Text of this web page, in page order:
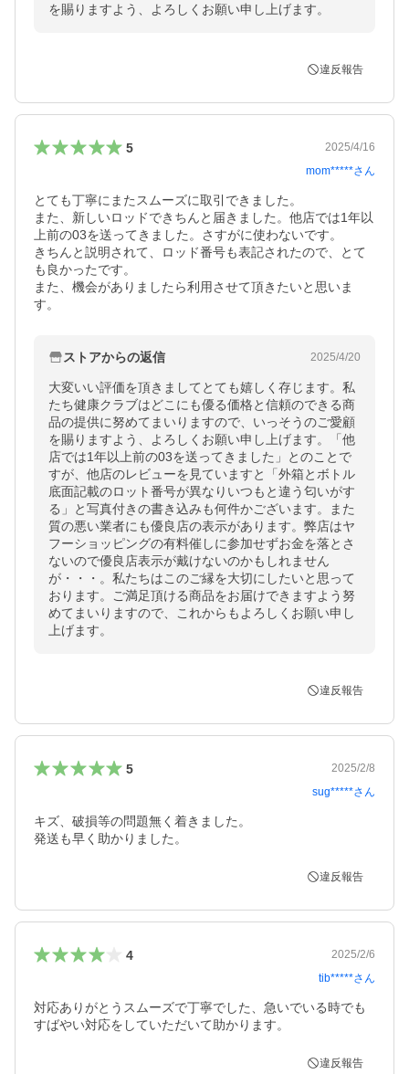
を賜りますよう、よろしくお願い申し上げます。
違反報告
5
2025/4/16
mom*****さん
とても丁寧にまたスムーズに取引できました。
また、新しいロッドできちんと届きました。他店では1年以
上前の03を送ってきました。さすがに使わないです。
きちんと説明されて、ロッド番号も表記されたので、とて
も良かったです。
また、機会がありましたら利用させて頂きたいと思いま
す。
ストアからの返信 2025/4/20
大変いい評価を頂きましてとても嬉しく存じます。私
たち健康クラブはどこにも優る価格と信頼のできる商
品の提供に努めてまいりますので、いっそうのご愛顧
を賜りますよう、よろしくお願い申し上げます。「他
店では1年以上前の03を送ってきました」とのことで
すが、他店のレビューを見ていますと「外箱とボトル
底面記載のロット番号が異なりいつもと違う匂いがす
る」と写真付きの書き込みも何件かございます。また
質の悪い業者にも優良店の表示があります。弊店はヤ
フーショッピングの有料催しに参加せずお金を落とさ
ないので優良店表示が戴けないのかもしれません
が・・・。私たちはこのご縁を大切にしたいと思って
おります。ご満足頂ける商品をお届けできますよう努
めてまいりますので、これからもよろしくお願い申し
上げます。
違反報告
5
2025/2/8
sug*****さん
キズ、破損等の問題無く着きました。
発送も早く助かりました。
違反報告
4
2025/2/6
tib*****さん
対応ありがとうスムーズで丁寧でした、急いでいる時でも
違反報告